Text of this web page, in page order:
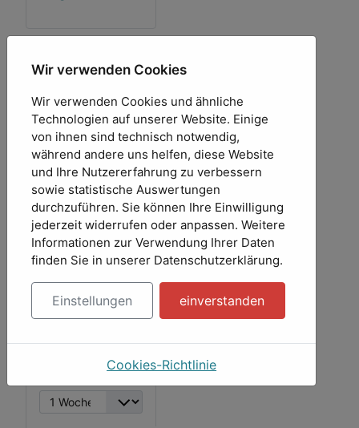
Wir verwenden Cookies
Wir verwenden Cookies und ähnliche
Technologien auf unserer Website. Einige
von ihnen sind technisch notwendig,
während andere uns helfen, diese Website
und Ihre Nutzererfahrung zu verbessern
sowie statistische Auswertungen
durchzuführen. Sie können Ihre Einwilligung
jederzeit widerrufen oder anpassen. Weitere
Informationen zur Verwendung Ihrer Daten
finden Sie in unserer Datenschutzerklärung.
Einstellungen einverstanden
Cookies-Richtlinie
Freigaben
Hugo 1
(Honigdieb)
Hugo 2
(Honigdieb)
Hugo 3
(Honigdieb)
Hugo 4
(Honigdieb)
Hugo 5
Version 2.4
(evelyn)